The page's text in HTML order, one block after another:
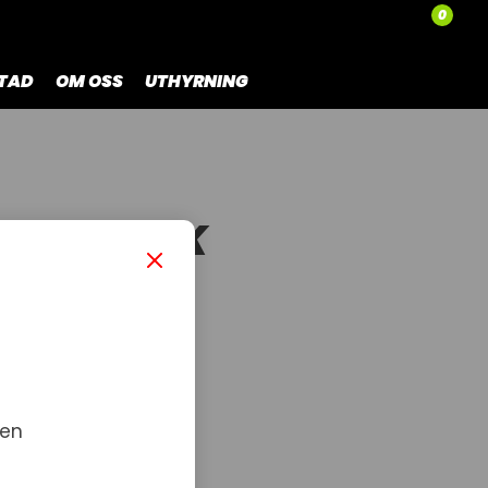
0
OM OSS UTHYRNING
- BLACK
BLACK-S